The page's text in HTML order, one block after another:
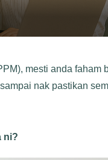
mesti anda faham
nak pastikan
ni?